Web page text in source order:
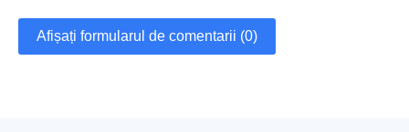
Afișați formularul de comentarii (0)